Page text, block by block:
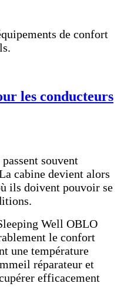
de confort
les conducteurs
souvent
cabine devient alors
ils doivent pouvoir se
Well OBLO
le confort
une température
réparateur et
efficacement